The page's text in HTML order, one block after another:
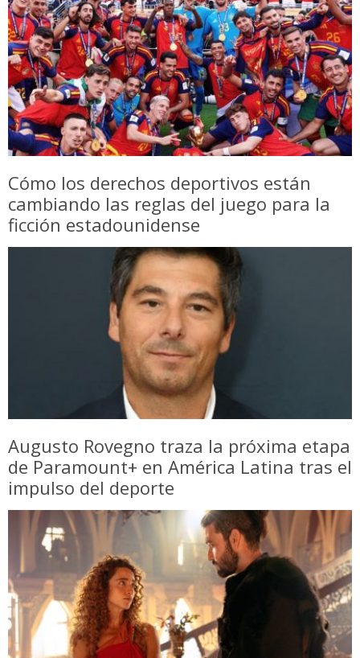
Cómo los derechos deportivos están
cambiando las reglas del juego para la
ficción estadounidense
Augusto Rovegno traza la próxima etapa
de Paramount+ en América Latina tras el
impulso del deporte